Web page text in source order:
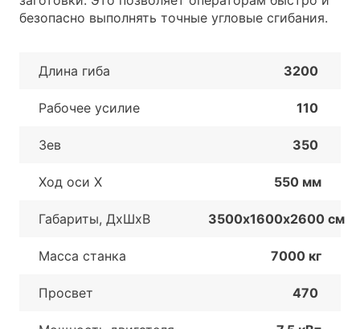
безопасно выполнять точные угловые сгибания.
Длина гиба 3200
Рабочее усилие 110
Зев 350
Ход оси X 550 мм
Габариты, ДхШxB 3500х1600х2600 см
Масса станка 7000 кг
Просвет 470